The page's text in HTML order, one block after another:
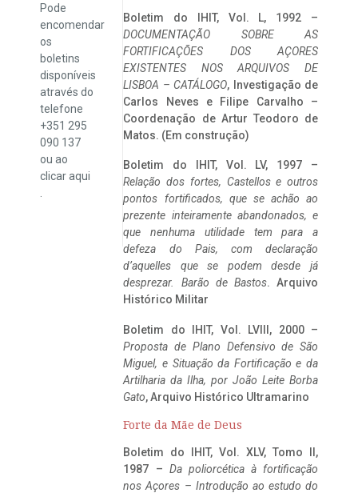
Pode
encomendar
os
boletins
disponíveis
através do
telefone
+351 295
090 137
ou ao
clicaraqui
Boletim do IHIT, Vol. L, 1992 –
DOCUMENTAÇÃO SOBRE AS
FORTIFICAÇÕES DOS AÇORES
EXISTENTES NOS ARQUIVOS DE
LISBOA – CATÁLOGO, Investigação de
Carlos Neves e Filipe Carvalho –
Coordenação de Artur Teodoro de
Matos. (Em construção)
Boletim do IHIT, Vol. LV, 1997 –
Relação dos fortes, Castellos e outros
pontos fortificados, que se achão ao
prezente inteiramente abandonados, e
que nenhuma utilidade tem para a
defeza do Pais, com declaração
d’aquelles que se podem desde já
desprezar. Barão de Bastos. Arquivo
Histórico Militar
Boletim do IHIT, Vol. LVIII, 2000 –
Proposta de Plano Defensivo de São
Miguel, e Situação da Fortificação e da
Artilharia da Ilha, por João Leite Borba
Gato, Arquivo Histórico Ultramarino
Forte da Mãe de Deus
Boletim do IHIT, Vol. XLV, Tomo II,
1987 – Da poliorcética à fortificação
nos Açores – Introdução ao estudo do